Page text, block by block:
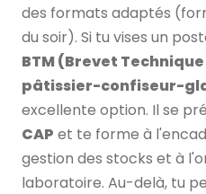
des formats adaptés
du soir). Si tu vises un
BTM (Brevet
pâtissier-confiseur-
excellente option. Il se
CAP et te forme à
gestion des stocks et à
laboratoire. Au-delà, tu